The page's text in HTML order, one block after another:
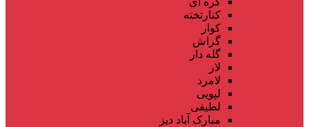
کنارتخته
کوار
گراش
گله دار
لار
لامرد
لپویی
لطیفی
مبارک آباد دیز